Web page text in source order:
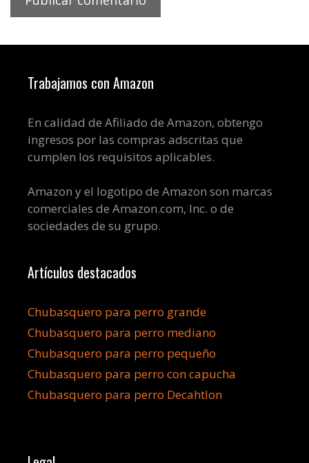
Trabajamos con Amazon
En calidad de Afiliado de Amazon, obtengo
ingresos por las compras adscritas que
cumplen los requisitos aplicables.
Amazon y el logotipo de Amazon son marcas
comerciales de Amazon.com, Inc. o de
sociedades de su grupo.
Artículos destacados
Chubasquero para perro grande
Chubasquero para perro mediano
Chubasquero para perro pequeño
Chubasquero para perro con capucha
Chubasquero para perro Decahtlon